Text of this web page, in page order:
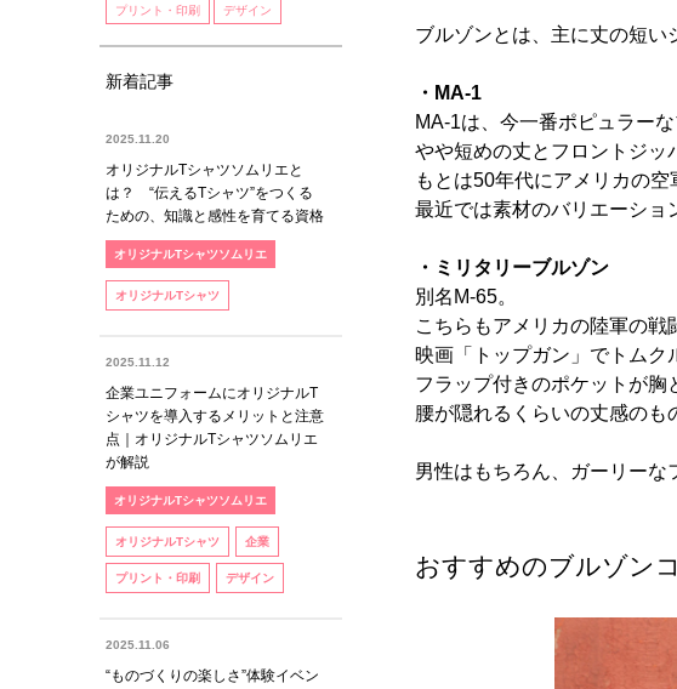
プリント・印刷 デザイン
新着記事
2025.11.20
オリジナルTシャツソムリエと
は？ “伝えるTシャツ”をつくる
ための、知識と感性を育てる資格
オリジナルTシャツソムリエ
オリジナルTシャツ
2025.11.12
企業ユニフォームにオリジナルT
シャツを導入するメリットと注意
点｜オリジナルTシャツソムリエ
が解説
オリジナルTシャツソムリエ
オリジナルTシャツ 企業
プリント・印刷 デザイン
2025.11.06
“ものづくりの楽しさ”体験イベン
ブルゾンとは、主に丈の短い
・MA-1
MA-1は、今一番ポピュラー
やや短めの丈とフロントジッ
もとは50年代にアメリカの空
最近では素材のバリエーショ
・ミリタリーブルゾン
別名M-65。
こちらもアメリカの陸軍の戦
映画「トップガン」でトムク
フラップ付きのポケットが胸
腰が隠れるくらいの丈感のも
男性はもちろん、ガーリーな
おすすめのブルゾン